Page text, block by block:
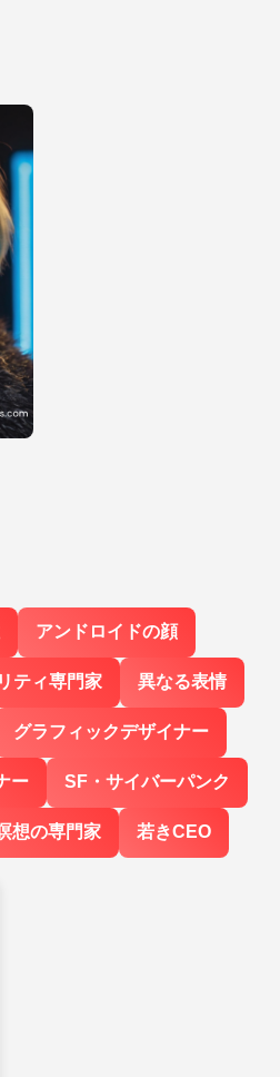
アンドロイドの顔
ティ専門家 異なる表情
グラフィックデザイナー
ー SF・サイバーパンク
想の専門家 若きCEO